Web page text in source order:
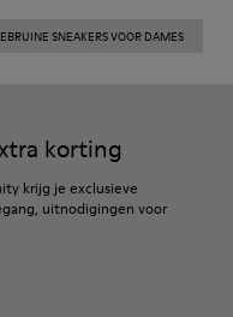
SNEAKERS VOOR DAMES
korting
krijg je exclusieve
uitnodigingen voor